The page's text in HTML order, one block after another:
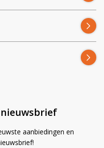
aanbiedingen en